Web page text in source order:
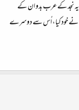
یہ نجد کے عرب بدو ان کے
نے خود کیا، اُس سے دوسرے